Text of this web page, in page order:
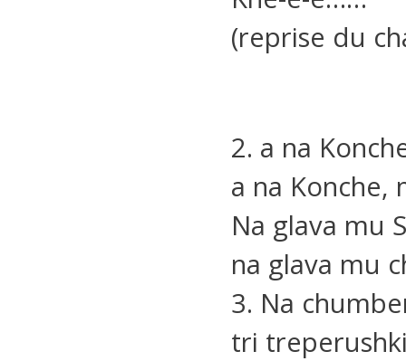
(reprise du
2. a na
a na Konche,
Na glava mu
na glava mu
3. Na
tri